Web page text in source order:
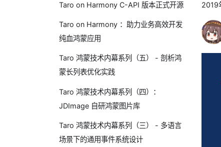
Taro on Harmony C-API 版本正式开源
Taro on Harmony ：助力业务高效开发
纯血鸿蒙应用
Taro 鸿蒙技术内幕系列（五） - 剖析鸿
蒙长列表优化实践
Taro 鸿蒙技术内幕系列（四）：
JDImage 自研鸿蒙图片库
Taro 鸿蒙技术内幕系列（三） - 多语言
场景下的通用事件系统设计
2019